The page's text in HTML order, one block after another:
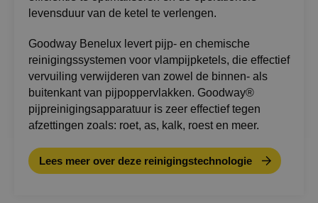
levensduur van de ketel te verlengen.
Goodway Benelux levert pijp- en chemische
reinigingssystemen voor vlampijpketels, die effectief
vervuiling verwijderen van zowel de binnen- als
buitenkant van pijpoppervlakken. Goodway®
pijpreinigingsapparatuur is zeer effectief tegen
afzettingen zoals: roet, as, kalk, roest en meer.
Lees meer over deze reinigingstechnologie